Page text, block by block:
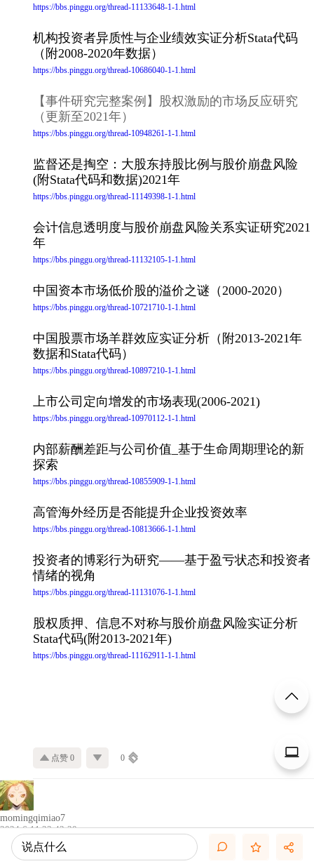
https://bbs.pinggu.org/thread-11133648-1-1.html
机构投资者异质性与企业绩效实证分析Stata代码
（附2008-2020年数据）
https://bbs.pinggu.org/thread-10686040-1-1.html
【事件研究完整案例】股权激励的市场反应研究
（更新至2021年）
https://bbs.pinggu.org/thread-10948261-1-1.html
监督还是掏空：大股东持股比例与股价崩盘风险
(附Stata代码和数据)2021年
https://bbs.pinggu.org/thread-11149398-1-1.html
会计信息透明度与股价崩盘风险关系实证研究2021
年
https://bbs.pinggu.org/thread-11132105-1-1.html
中国资本市场低价股的溢价之谜（2000-2020）
https://bbs.pinggu.org/thread-10721710-1-1.html
中国股票市场羊群效应实证分析（附2013-2021年
数据和Stata代码）
https://bbs.pinggu.org/thread-10897210-1-1.html
上市公司定向增发的市场表现(2006-2021)
https://bbs.pinggu.org/thread-10970112-1-1.html
内部薪酬差距与公司价值_基于生命周期理论的新
探索
https://bbs.pinggu.org/thread-10855909-1-1.html
高管海外经历是否能提升企业投资效率
https://bbs.pinggu.org/thread-10813666-1-1.html
投资者的博彩行为研究——基于盈亏状态和投资者
情绪的视角
https://bbs.pinggu.org/thread-11131076-1-1.html
股权质押、信息不对称与股价崩盘风险实证分析
Stata代码(附2013-2021年)
https://bbs.pinggu.org/thread-11162911-1-1.html
点赞 0 0
momingqimiao7
2024-6-11 23:42:20
【推荐】签字审计师繁忙度指标计算Stata代码（附
2000-2023年数据） 审计客户数量
说点什么